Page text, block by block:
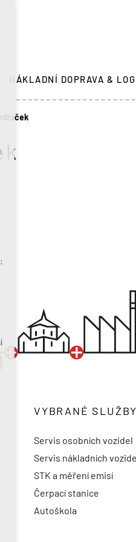
NÁKLADNÍ DOPRAVA &
VYBRANÉ SLUŽBY
Servis osobních vozidel
Servis nákladních
STK a měření emisí
Čerpací stanice
Autoškola